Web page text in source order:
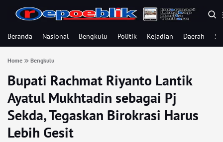
Beranda Nasional Bengkulu Politik Kejadian Daerah
Home Bengkulu
Bupati Rachmat Riyanto Lantik
Ayatul Mukhtadin sebagai Pj
Sekda, Tegaskan Birokrasi Harus
Lebih Gesit